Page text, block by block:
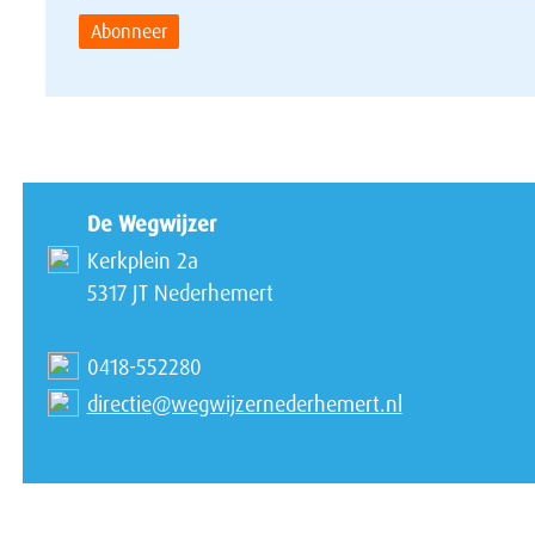
Abonneer
De Wegwijzer
Kerkplein 2a
5317 JT Nederhemert
0418-552280
directie@wegwijzernederhemert.nl